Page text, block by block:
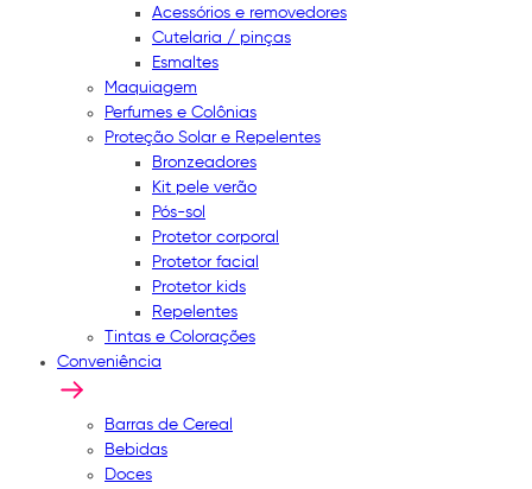
Acessórios e removedores
Cutelaria / pinças
Esmaltes
Maquiagem
Perfumes e Colônias
Proteção Solar e Repelentes
Bronzeadores
Kit pele verão
Pós-sol
Protetor corporal
Protetor facial
Protetor kids
Repelentes
Tintas e Colorações
Conveniência
Barras de Cereal
Bebidas
Doces